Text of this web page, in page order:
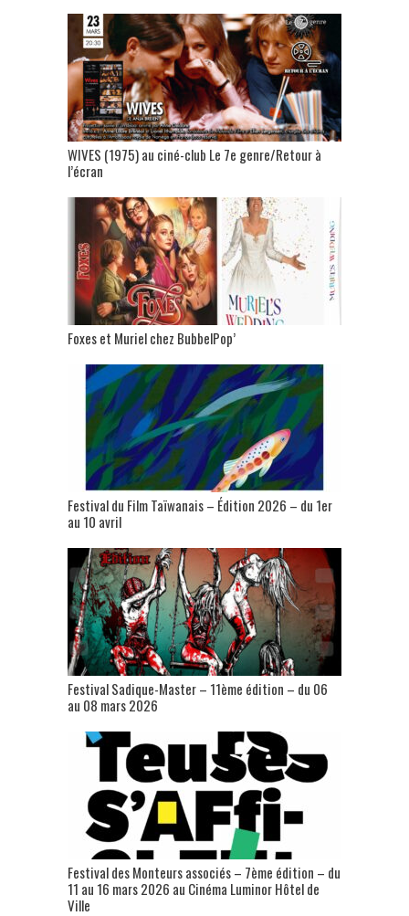
WIVES (1975) au ciné-club Le 7e genre/Retour à
l’écran
Foxes et Muriel chez BubbelPop’
Festival du Film Taïwanais – Édition 2026 – du 1er
au 10 avril
Festival Sadique-Master – 11ème édition – du 06
au 08 mars 2026
Festival des Monteurs associés – 7ème édition – du
11 au 16 mars 2026 au Cinéma Luminor Hôtel de
Ville